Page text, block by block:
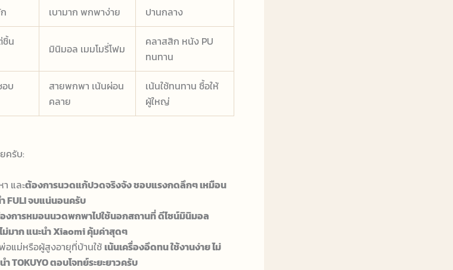
เบามาก พกพาง่าย ปานกลาง
ชิ้น
มินิมอล เมมโมรี่โฟม
คลาสสิก หนัง PU
ทนทาน
บ
สายพกพา เน้นผ่อน
คลาย
เน้นใช้ทนทาน ซื้อให้
ผู้ใหญ่
ครับ:
และต้องการนวดแก้ปวดจริงจัง ชอบแรงกดลึกๆ เหมือน
FULI จบแน่นอนครับ
งการหมอนนวดพกพาไปใช้นอกสถานที่ ดีไซน์มินิมอล
ม่มาก แนะนำ Xiaomi คุ้มค่าสุดๆ
แม่หรือผู้สูงอายุที่บ้านใช้เน้นเครื่องอึดทน ใช้งานง่าย ไม่
TOKUYO ตอบโจทย์ระยะยาวครับ